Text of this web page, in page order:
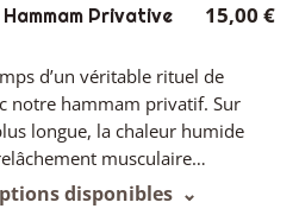
Privative
15,00 €
d’un véritable rituel de
notre hammam privatif. Sur
longue, la chaleur humide
musculaire…
disponibles